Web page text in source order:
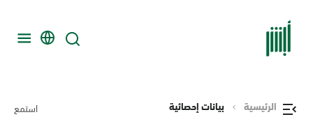
الرئيسية بيانات إحصائية استمع